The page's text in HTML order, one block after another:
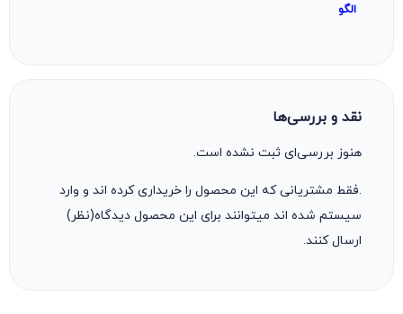
الگو
نقد و بررسی‌ها
هنوز بررسی‌ای ثبت نشده است.
.فقط مشتریانی که این محصول را خریداری کرده اند و وارد
سیستم شده اند میتوانند برای این محصول دیدگاه(نظر)
ارسال کنند.